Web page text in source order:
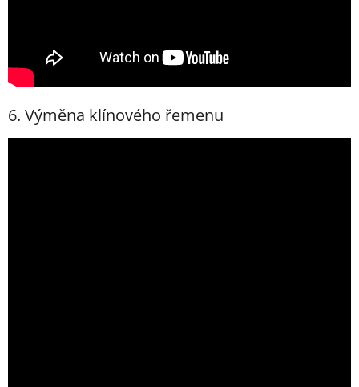
6. Výměna klínového řemenu